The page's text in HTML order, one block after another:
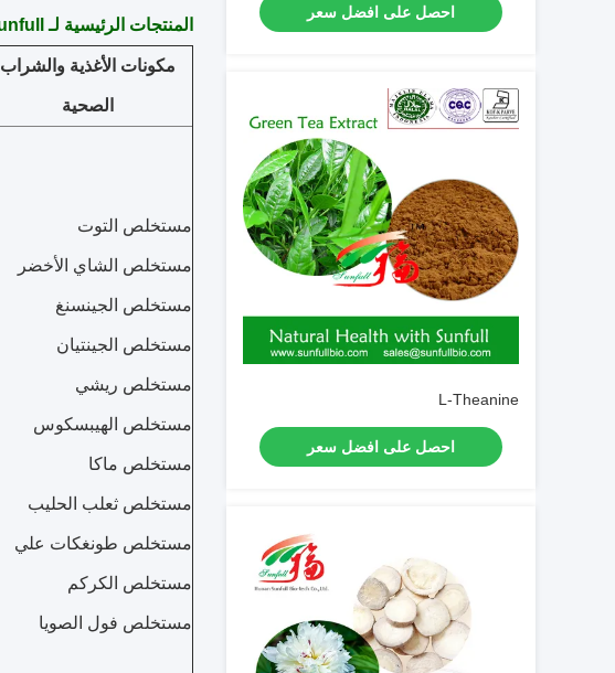
احصل على افضل سعر
L-Theanine
احصل على افضل سعر
المنتجات الرئيسية لـ Sunfull:
مكونات الأغذية والشراب
الصحية
مستخلص التوت
مستخلص الشاي الأخضر
مستخلص الجينسنغ
مستخلص الجينتيان
مستخلص ريشي
مستخلص الهيبسكوس
مستخلص ماكا
مستخلص ثعلب الحليب
مستخلص طونغكات علي
مستخلص الكركم
مستخلص فول الصويا